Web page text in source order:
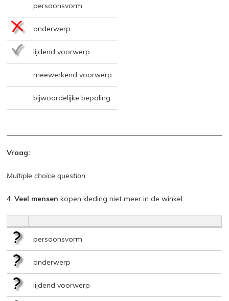
persoonsvorm
onderwerp
lijdend voorwerp
meewerkend voorwerp
bijwoordelijke bepaling
Vraag:
Multiple choice question
4.Veel mensen kopen kleding niet meer in de winkel.
persoonsvorm
onderwerp
lijdend voorwerp